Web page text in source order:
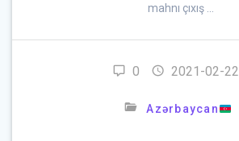
mahnı çıxış …
0 2021-02-22
Azərbaycan